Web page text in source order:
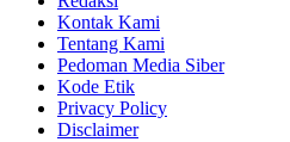
Kontak Kami
Tentang Kami
Pedoman Media Siber
Kode Etik
Privacy Policy
Disclaimer